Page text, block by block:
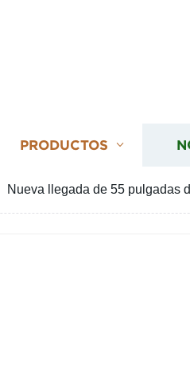
PRODUCTOS
Nueva llegada de 55 pulgadas